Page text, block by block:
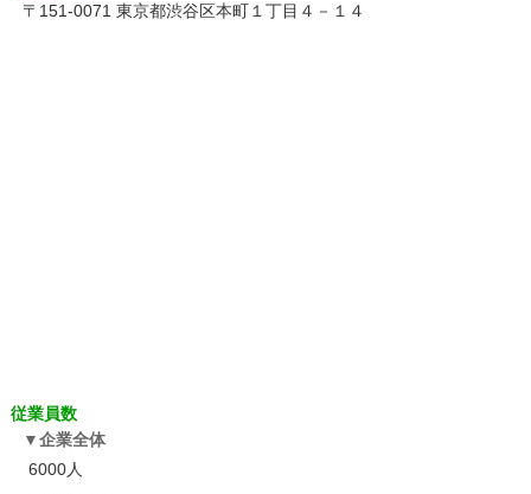
〒151-0071 東京都渋谷区本町１丁目４－１４
従業員数
企業全体
6000人